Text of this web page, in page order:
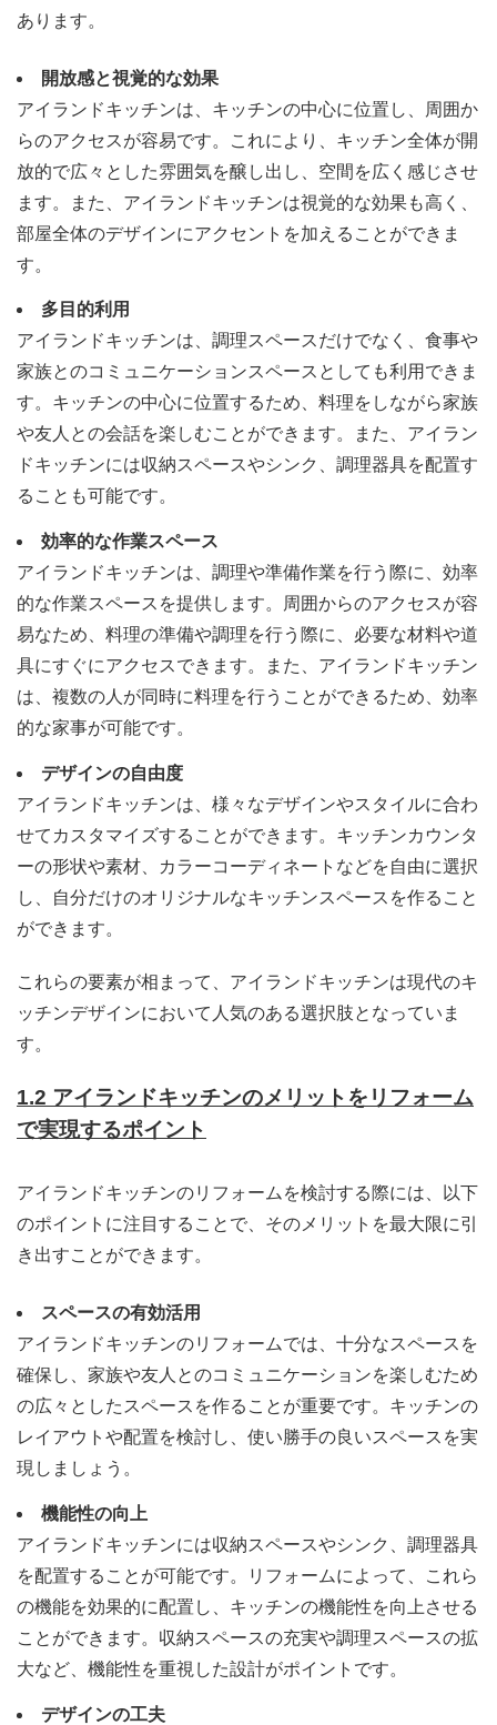
あります。
開放感と視覚的な効果
アイランドキッチンは、キッチンの中心に位置し、周囲か
らのアクセスが容易です。これにより、キッチン全体が開
放的で広々とした雰囲気を醸し出し、空間を広く感じさせ
ます。また、アイランドキッチンは視覚的な効果も高く、
部屋全体のデザインにアクセントを加えることができま
す。
多目的利用
アイランドキッチンは、調理スペースだけでなく、食事や
家族とのコミュニケーションスペースとしても利用できま
す。キッチンの中心に位置するため、料理をしながら家族
や友人との会話を楽しむことができます。また、アイラン
ドキッチンには収納スペースやシンク、調理器具を配置す
ることも可能です。
効率的な作業スペース
アイランドキッチンは、調理や準備作業を行う際に、効率
的な作業スペースを提供します。周囲からのアクセスが容
易なため、料理の準備や調理を行う際に、必要な材料や道
具にすぐにアクセスできます。また、アイランドキッチン
は、複数の人が同時に料理を行うことができるため、効率
的な家事が可能です。
デザインの自由度
アイランドキッチンは、様々なデザインやスタイルに合わ
せてカスタマイズすることができます。キッチンカウンタ
ーの形状や素材、カラーコーディネートなどを自由に選択
し、自分だけのオリジナルなキッチンスペースを作ること
ができます。
これらの要素が相まって、アイランドキッチンは現代のキ
ッチンデザインにおいて人気のある選択肢となっていま
す。
1.2 アイランドキッチンのメリットをリフォーム
で実現するポイント
アイランドキッチンのリフォームを検討する際には、以下
のポイントに注目することで、そのメリットを最大限に引
き出すことができます。
スペースの有効活用
アイランドキッチンのリフォームでは、十分なスペースを
確保し、家族や友人とのコミュニケーションを楽しむため
の広々としたスペースを作ることが重要です。キッチンの
レイアウトや配置を検討し、使い勝手の良いスペースを実
現しましょう。
機能性の向上
アイランドキッチンには収納スペースやシンク、調理器具
を配置することが可能です。リフォームによって、これら
の機能を効果的に配置し、キッチンの機能性を向上させる
ことができます。収納スペースの充実や調理スペースの拡
大など、機能性を重視した設計がポイントです。
デザインの工夫